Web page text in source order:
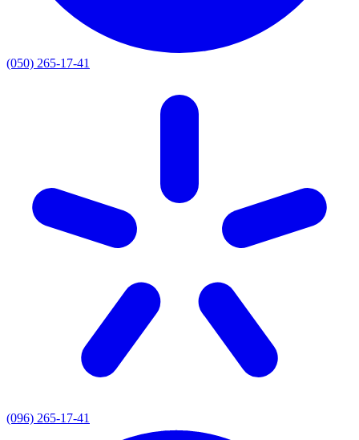
(050) 265-17-41
(096) 265-17-41